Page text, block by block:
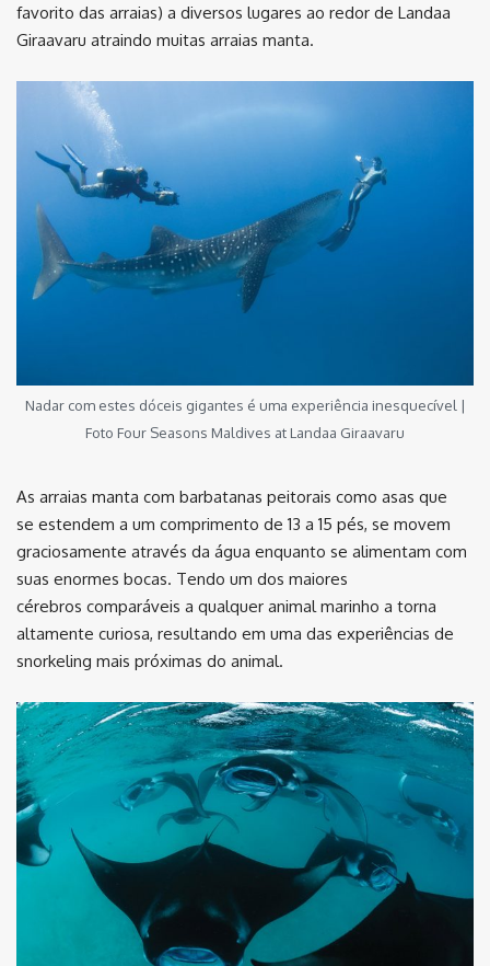
favorito das arraias) a diversos lugares ao redor de Landaa
Giraavaru atraindo muitas arraias manta.
Nadar com estes dóceis gigantes é uma experiência inesquecível |
Foto Four Seasons Maldives at Landaa Giraavaru
As arraias manta com barbatanas peitorais como asas que
se estendem a um comprimento de 13 a 15 pés, se movem
graciosamente através da água enquanto se alimentam com
suas enormes bocas. Tendo um dos maiores
cérebros comparáveis a qualquer animal marinho a torna
altamente curiosa, resultando em uma das experiências de
snorkeling mais próximas do animal.